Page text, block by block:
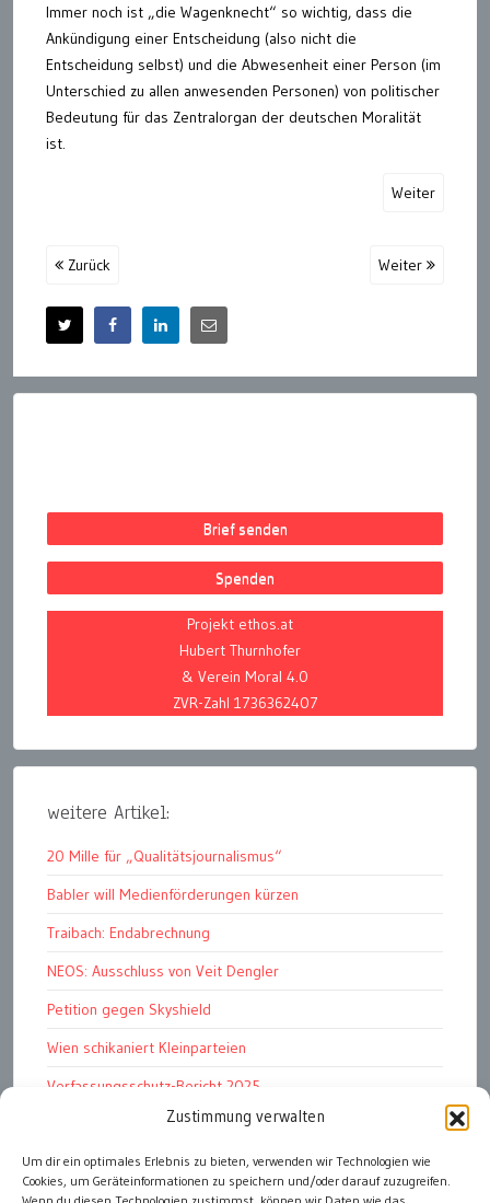
Zustimmung verwalten
Um dir ein optimales Erlebnis zu bieten, verwenden wir Technologien wie
Cookies, um Geräteinformationen zu speichern und/oder darauf zuzugreifen.
Immer noch ist „die Wagenknecht“ so wichtig, dass die
Ankündigung einer Entscheidung (also nicht die
Entscheidung selbst) und die Abwesenheit einer Person (im
Unterschied zu allen anwesenden Personen) von politischer
Bedeutung für das Zentralorgan der deutschen Moralität
ist.
Weiter
Zurück Weiter
Brief senden
Spenden
Projekt ethos.at
Hubert Thurnhofer
& Verein Moral 4.0
ZVR-Zahl 1736362407
weitere Artikel:
20 Mille für „Qualitätsjournalismus“
Babler will Medienförderungen kürzen
Traibach: Endabrechnung
NEOS: Ausschluss von Veit Dengler
Petition gegen Skyshield
Wien schikaniert Kleinparteien
Verfassungsschutz-Bericht 2025
Ziel: endloser Krieg
110 statt 90 Mille Medienförderung